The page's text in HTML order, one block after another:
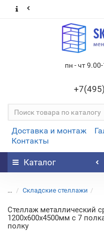
пн - чт
+7(495)
Доставка и монтаж
Контакты
Каталог
... Складские стеллажи
Стеллаж металлический
1200х600х4500мм с 7
полку